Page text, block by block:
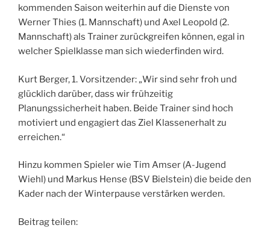
kommenden Saison weiterhin auf die Dienste von
Werner Thies (1. Mannschaft) und Axel Leopold (2.
Mannschaft) als Trainer zurückgreifen können, egal in
welcher Spielklasse man sich wiederfinden wird.
Kurt Berger, 1. Vorsitzender: „Wir sind sehr froh und
glücklich darüber, dass wir frühzeitig
Planungssicherheit haben. Beide Trainer sind hoch
motiviert und engagiert das Ziel Klassenerhalt zu
erreichen.“
Hinzu kommen Spieler wie Tim Amser (A-Jugend
Wiehl) und Markus Hense (BSV Bielstein) die beide den
Kader nach der Winterpause verstärken werden.
Beitrag teilen: